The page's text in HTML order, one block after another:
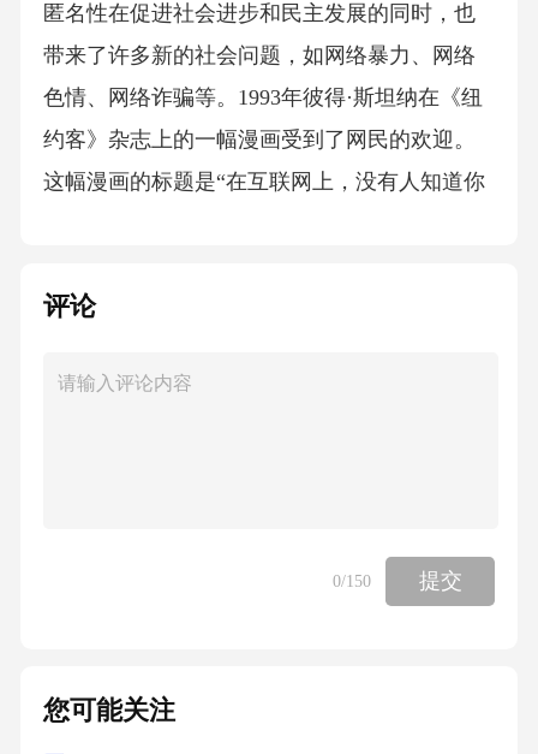
匿名性在促进社会进步和民主发展的同时，也
带来了许多新的社会问题，如网络暴力、网络
色情、网络诈骗等。1993年彼得·斯坦纳在《纽
约客》杂志上的一幅漫画受到了网民的欢迎。
这幅漫画的标题是“在互联网上，没有人知道你
亲朋好友、领导或下属等的监督，需要对自己
风险较高，而在现实生活中大家都会选择谨言
一到了网络这个虚拟世界就仿佛找到了一个巨
大的宣泄口，必须“一吐为快，不吐不快”，在网
竟是现实社会中谁发出的，所以也不必担心会
评论
0/150 提交
您可能关注